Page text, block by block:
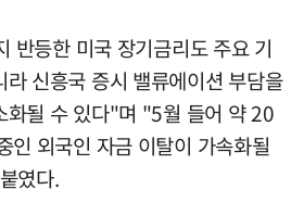
반등한 미국 장기금리도 주요 기
신흥국 증시 밸류에이션 부담을
화될 수 있다"며 "5월 들어 약 20
인 외국인 자금 이탈이 가속화될
였다.